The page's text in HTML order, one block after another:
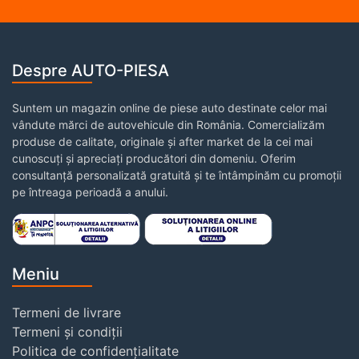
Despre AUTO-PIESA
Suntem un magazin online de piese auto destinate celor mai
vândute mărci de autovehicule din România. Comercializăm
produse de calitate, originale și after market de la cei mai
cunoscuți și apreciați producători din domeniu. Oferim
consultanță personalizată gratuită și te întâmpinăm cu promoții
pe întreaga perioadă a anului.
Meniu
Termeni de livrare
Termeni și condiții
Politica de confidențialitate